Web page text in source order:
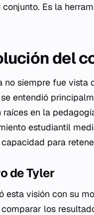
Es la
del
no siempre fue vista
entendió
en la
estudiantil
para
de Tyler
esta visión con su
los